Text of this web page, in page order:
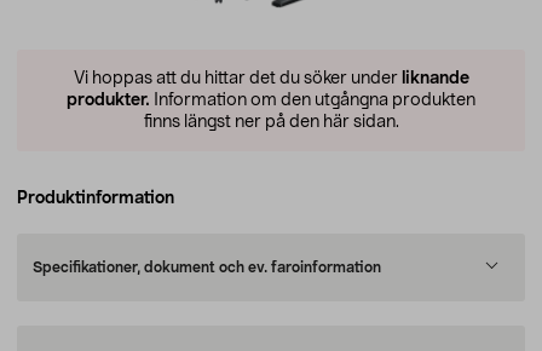
Vi hoppas att du hittar det du söker under liknande
produkter. Information om den utgångna produkten
finns längst ner på den här sidan.
Produktinformation
Specifikationer, dokument och ev. faroinformation